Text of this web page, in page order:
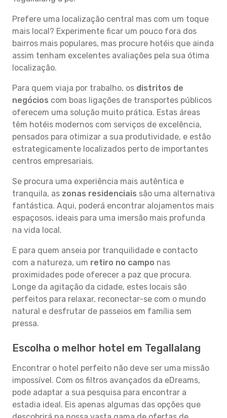
Prefere uma localização central mas com um toque
mais local? Experimente ficar um pouco fora dos
bairros mais populares, mas procure hotéis que ainda
assim tenham excelentes avaliações pela sua ótima
localização.
Para quem viaja por trabalho, os distritos de
negócios com boas ligações de transportes públicos
oferecem uma solução muito prática. Estas áreas
têm hotéis modernos com serviços de excelência,
pensados para otimizar a sua produtividade, e estão
estrategicamente localizados perto de importantes
centros empresariais.
Se procura uma experiência mais autêntica e
tranquila, as zonas residenciais são uma alternativa
fantástica. Aqui, poderá encontrar alojamentos mais
espaçosos, ideais para uma imersão mais profunda
na vida local.
E para quem anseia por tranquilidade e contacto
com a natureza, um retiro no campo nas
proximidades pode oferecer a paz que procura.
Longe da agitação da cidade, estes locais são
perfeitos para relaxar, reconectar-se com o mundo
natural e desfrutar de passeios em família sem
pressa.
Escolha o melhor hotel em Tegallalang
Encontrar o hotel perfeito não deve ser uma missão
impossível. Com os filtros avançados da eDreams,
pode adaptar a sua pesquisa para encontrar a
estadia ideal. Eis apenas algumas das opções que